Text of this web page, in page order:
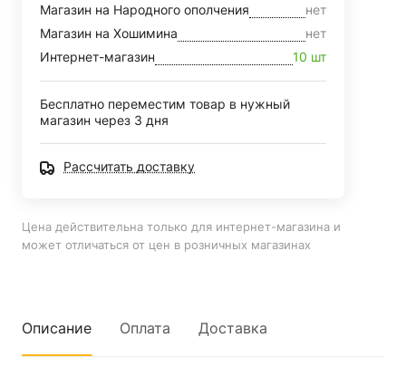
Магазин на Народного ополчения
нет
Магазин на Хошимина
нет
Интернет-магазин
10 шт
Бесплатно переместим товар в нужный
магазин через 3 дня
Рассчитать доставку
Цена действительна только для интернет-магазина и
может отличаться от цен в розничных магазинах
Описание Оплата Доставка